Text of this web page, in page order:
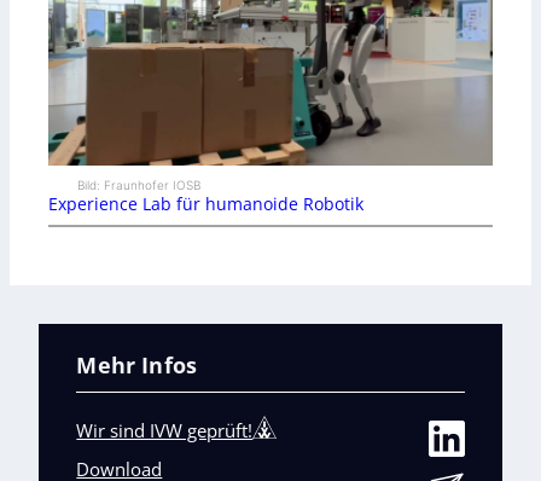
Bild: Fraunhofer IOSB
Experience Lab für humanoide Robotik
Mehr Infos
Wir sind IVW geprüft!
Download